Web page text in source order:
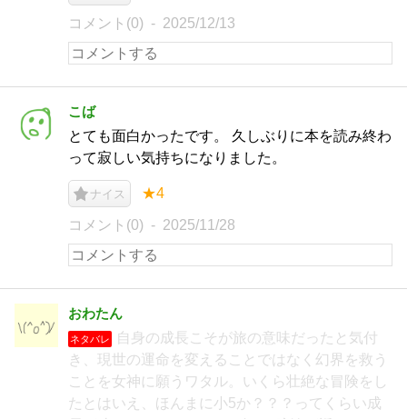
コメント(0) 2025/12/13
こば
とても面白かったです。 久しぶりに本を読み終わ
って寂しい気持ちになりました。
ナイス ★4
コメント(0) 2025/11/28
おわたん
ネタバレ
自身の成長こそが旅の意味だったと気付
き、現世の運命を変えることではなく幻界を救う
ことを女神に願うワタル。いくら壮絶な冒険をし
たとはいえ、ほんまに小5か？？？ってくらい成